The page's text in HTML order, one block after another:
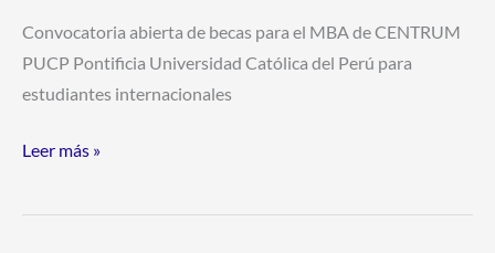
Convocatoria abierta de becas para el MBA de CENTRUM
PUCP Pontificia Universidad Católica del Perú para
estudiantes internacionales
Leer más »